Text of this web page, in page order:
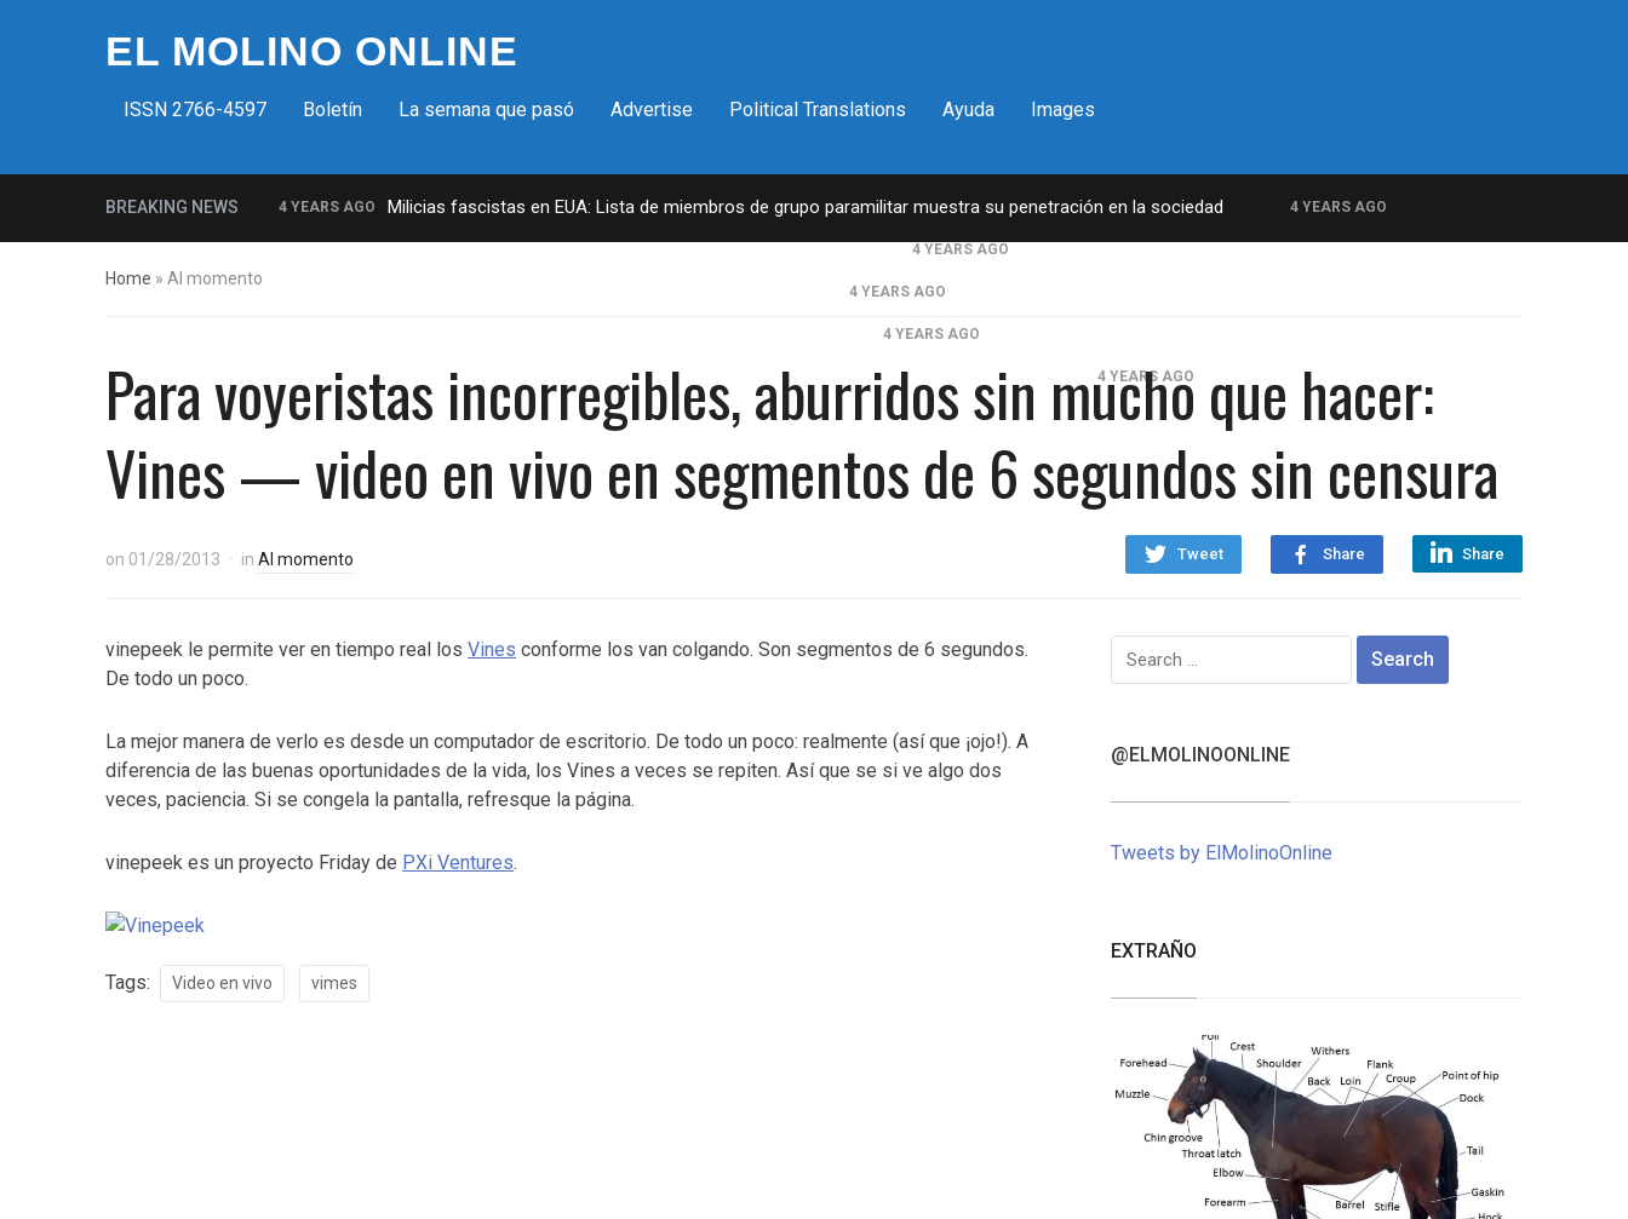
EL MOLINO ONLINE
ISSN 2766-4597 Boletín La semana que pasó Advertise Political Translations Ayuda Images
BREAKING NEWS 4 YEARS AGO Milicias fascistas en EUA: Lista de miembros de grupo paramilitar muestra su penetración en la sociedad 4 YEARS AGO
La increíble y descarada historia del congresista por NY George Santos 4 YEARS AGO
4 YEARS AGO
4 YEARS AGO
¡Finalmente! Cámara de Representantes obtiene declaraciones de impuestos de Donald Trump 4 YEARS AGO
¡Culpable! Jurado en Washington D.C. falla en contra Steward Rhodes, fundador de violento, grupo paramilitar
Home » Al momento
Para voyeristas incorregibles, aburridos sin mucho que hacer:
Vines — video en vivo en segmentos de 6 segundos sin censura
Tweet Share Share
on 01/28/2013 in Al momento
vinepeek le permite ver en tiempo real los Vines conforme los van colgando. Son segmentos de 6 segundos.
De todo un poco.
La mejor manera de verlo es desde un computador de escritorio. De todo un poco: realmente (así que ¡ojo!). A
diferencia de las buenas oportunidades de la vida, los Vines a veces se repiten. Así que se si ve algo dos
veces, paciencia. Si se congela la pantalla, refresque la página.
vinepeek es un proyecto Friday de PXi Ventures.
Tags: Video en vivo vimes
Search
for:
@ELMOLINOONLINE
Tweets by ElMolinoOnline
EXTRAÑO